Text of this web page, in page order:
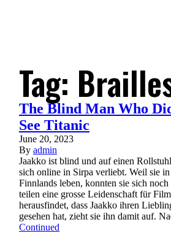
Tag:
The Blind Man Who
See Titanic
June 20, 2023
By admin
Jaakko ist blind und auf einen
sich online in Sirpa verliebt. Weil sie in
Finnlands leben, konnten sie sich
teilen eine grosse Leidenschaft für
herausfindet, dass Jaakko ihren
gesehen hat, zieht sie ihn damit auf.
Continued